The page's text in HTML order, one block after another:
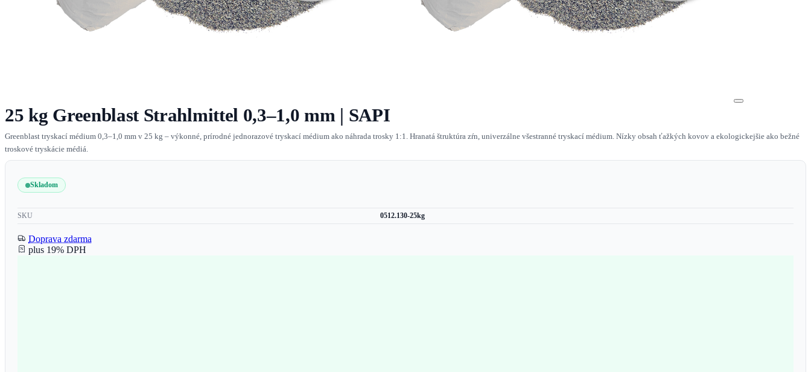
25 kg Greenblast Strahlmittel 0,3–1,0 mm | SAPI
Greenblast tryskací médium 0,3–1,0 mm v 25 kg – výkonné, prírodné jednorazové tryskací médium ako náhrada trosky 1:1. Hranatá štruktúra zŕn, univerzálne všestranné tryskací médium. Nízky obsah ťažkých kovov a ekologickejšie ako bežné
troskové tryskácie médiá.
Skladom
SKU 0512.130-25kg
Doprava zdarma
plus 19% DPH